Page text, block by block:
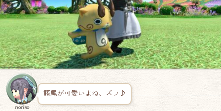
noriko
語尾が可愛いよね、ズラ♪